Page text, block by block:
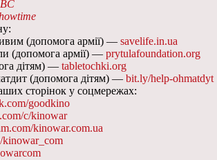
(допомога армії) — savelife.in.ua
(допомога армії) — prytulafoundation.org
дітям) — tabletochki.org
(допомога дітям) — bit.ly/help-ohmatdyt
сторінок у соцмережах:
goodkino
c/kinowar
kinowar.com.ua
kinowar_com